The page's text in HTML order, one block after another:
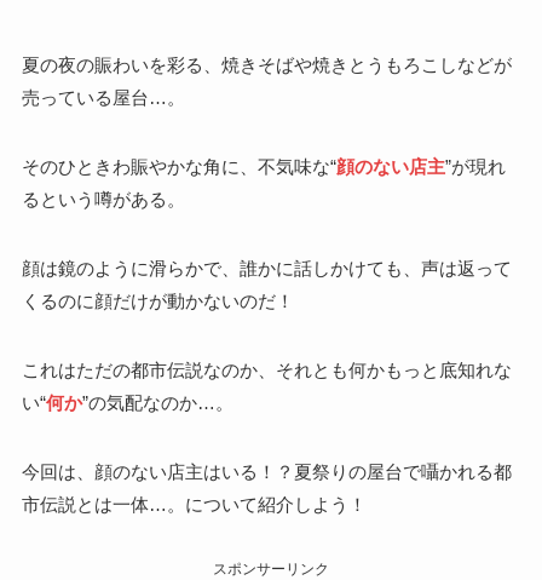
夏の夜の賑わいを彩る、焼きそばや焼きとうもろこしなどが
売っている屋台…。
そのひときわ賑やかな角に、不気味な“顔のない店主”が現れ
るという噂がある。
顔は鏡のように滑らかで、誰かに話しかけても、声は返って
くるのに顔だけが動かないのだ！
これはただの都市伝説なのか、それとも何かもっと底知れな
い“何か”の気配なのか…。
今回は、顔のない店主はいる！？夏祭りの屋台で囁かれる都
市伝説とは一体…。について紹介しよう！
スポンサーリンク